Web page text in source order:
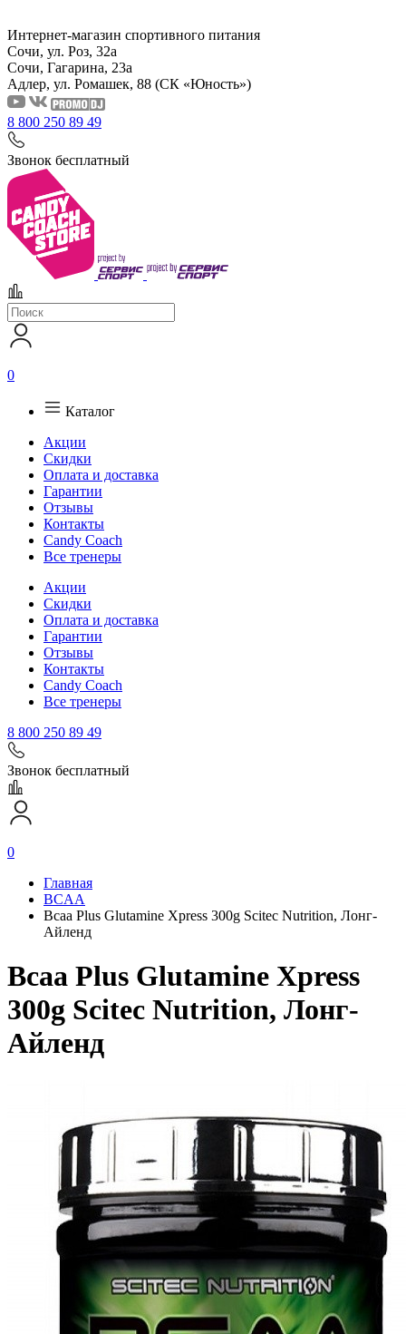
Интернет-магазин спортивного питания
Сочи, ул. Роз, 32а
Сочи, Гагарина, 23а
Адлер, ул. Ромашек, 88 (СК «Юность»)
8 800 250 89 49
Звонок бесплатный
0
Каталог
Акции
Скидки
Оплата и доставка
Гарантии
Отзывы
Контакты
Candy Coach
Все тренеры
Акции
Скидки
Оплата и доставка
Гарантии
Отзывы
Контакты
Candy Coach
Все тренеры
8 800 250 89 49
Звонок бесплатный
0
Главная
BCAA
Bcaa Plus Glutamine Xpress 300g Scitec Nutrition, Лонг-
Айленд
Bcaa Plus Glutamine Xpress
300g Scitec Nutrition, Лонг-
Айленд